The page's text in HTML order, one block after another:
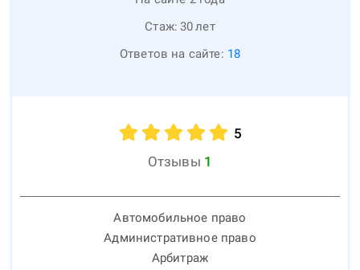
Стаж: 30лет
Ответов на сайте: 18
5
Отзывы 1
Автомобильное право
Административное право
Арбитраж